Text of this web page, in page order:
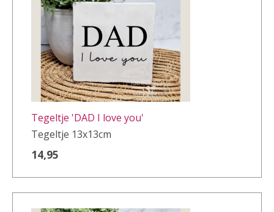
Tegeltje 'DAD I love you'
Tegeltje 13x13cm
14,95